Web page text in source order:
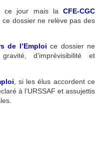
ce jour mais la CFE-CGC
ce dossier ne relève pas des
de l’Emploice dossier ne
d’imprévisibilité et
, si les élus accordent ce
à l’URSSAF et assujettis